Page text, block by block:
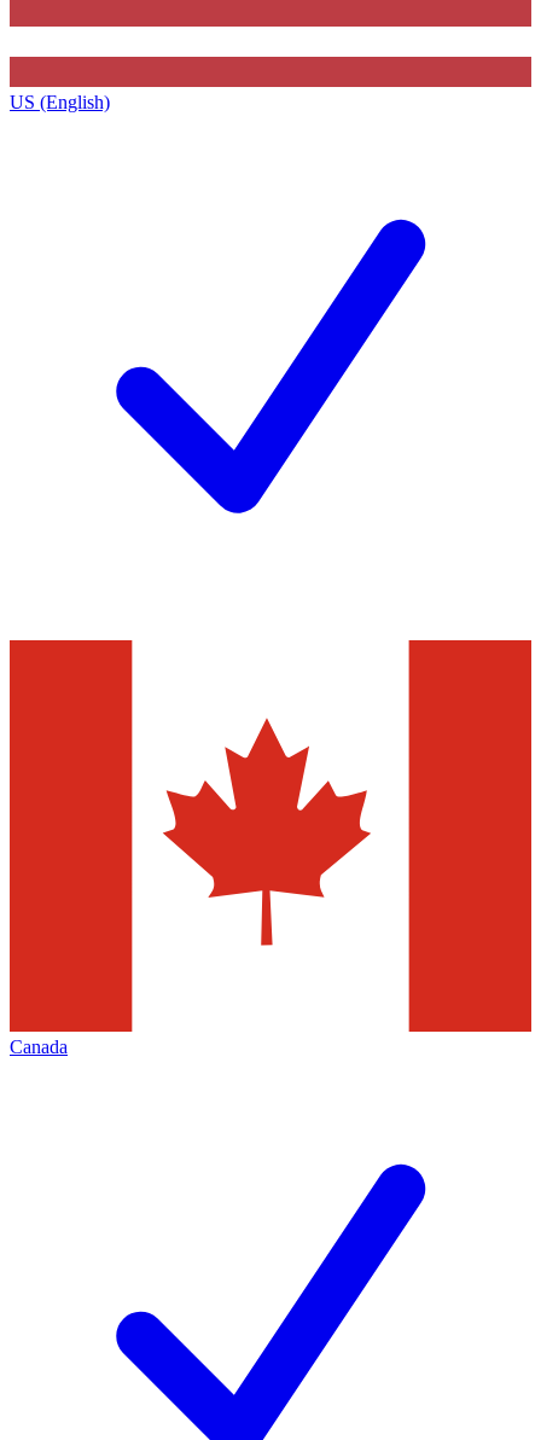
US (English)
Canada